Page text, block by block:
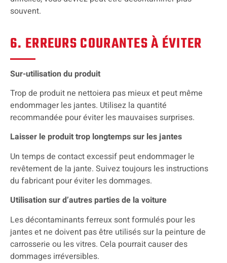
souvent.
6. ERREURS COURANTES À ÉVITER
Sur-utilisation du produit
Trop de produit ne nettoiera pas mieux et peut même
endommager les jantes. Utilisez la quantité
recommandée pour éviter les mauvaises surprises.
Laisser le produit trop longtemps sur les jantes
Un temps de contact excessif peut endommager le
revêtement de la jante. Suivez toujours les instructions
du fabricant pour éviter les dommages.
Utilisation sur d’autres parties de la voiture
Les décontaminants ferreux sont formulés pour les
jantes et ne doivent pas être utilisés sur la peinture de
carrosserie ou les vitres. Cela pourrait causer des
dommages irréversibles.